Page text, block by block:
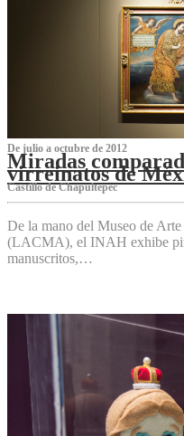
De julio a octubre de 2012
Miradas
virreinatos de
Castillo de Chapultepec
De la mano del Museo de
(LACMA), el INAH exhibe
manuscritos,…